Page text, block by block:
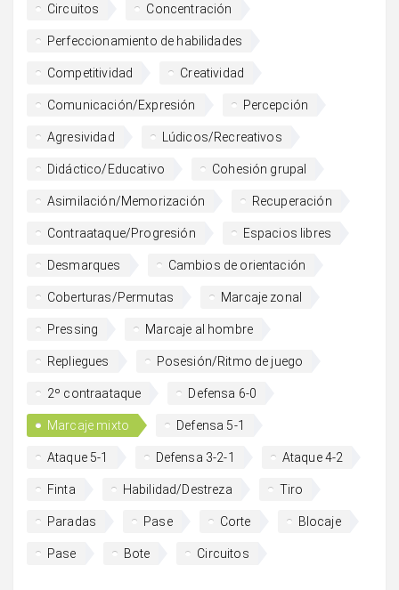
Circuitos Concentración
Perfeccionamiento de habilidades
Competitividad Creatividad
Comunicación/Expresión Percepción
Agresividad Lúdicos/Recreativos
Didáctico/Educativo Cohesión grupal
Asimilación/Memorización Recuperación
Contraataque/Progresión Espacios libres
Desmarques Cambios de orientación
Coberturas/Permutas Marcaje zonal
Pressing Marcaje al hombre
Repliegues Posesión/Ritmo de juego
2º contraataque Defensa 6-0
Marcaje mixto Defensa 5-1
Ataque 5-1 Defensa 3-2-1 Ataque 4-2
Finta Habilidad/Destreza Tiro
Paradas Pase Corte Blocaje
Pase Bote Circuitos